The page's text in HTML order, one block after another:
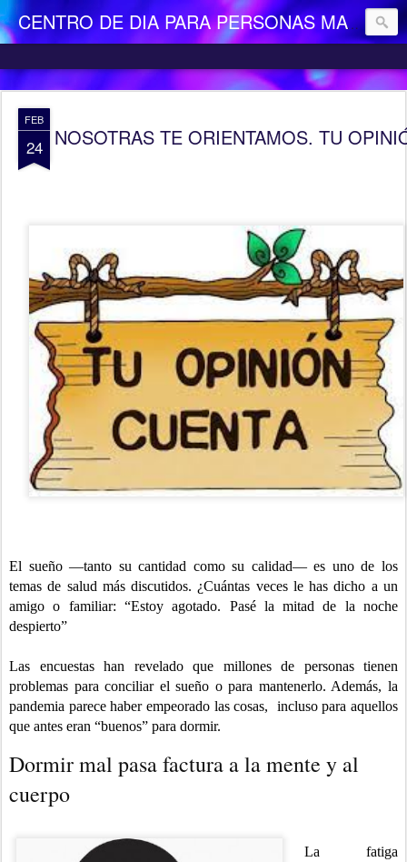
CENTRO DE DIA PARA PERSONAS MAYORES DEPENDIENTES "LA CAMOCHA"
FEB
24 NOSOTRAS TE ORIENTAMOS. TU
El sueño —tanto su cantidad como su calidad— es uno de los
temas de salud más discutidos. ¿Cuántas veces le has dicho a un
amigo o familiar: “Estoy agotado. Pasé la mitad de la noche
despierto”
Las encuestas han revelado que millones de personas tienen
problemas para conciliar el sueño o para mantenerlo. Además, la
pandemia parece haber empeorado las cosas,
incluso para aquellos
que antes eran “buenos” para dormir.
Dormir mal pasa factura a la mente y al
cuerpo
La fatiga